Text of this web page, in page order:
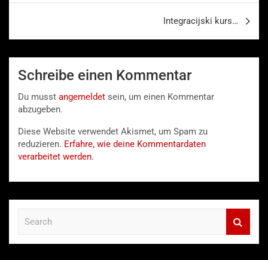
Integracijski kurs…
Schreibe einen Kommentar
Du musst angemeldet sein, um einen Kommentar
abzugeben.
Diese Website verwendet Akismet, um Spam zu
reduzieren. Erfahre, wie deine Kommentardaten
verarbeitet werden.